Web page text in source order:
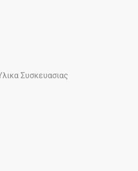
Συσκευασιας